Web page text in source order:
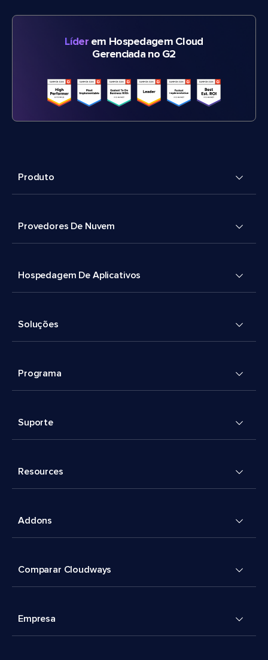
Líderem Hospedagem Cloud
Gerenciada no G2
Produto
Provedores De Nuvem
Hospedagem De Aplicativos
Soluções
Programa
Suporte
Resources
Addons
Comparar Cloudways
Empresa